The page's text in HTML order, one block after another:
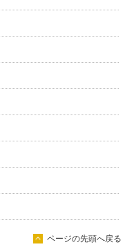
ページの先頭へ戻る